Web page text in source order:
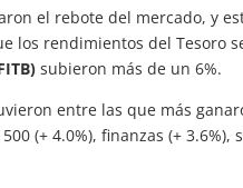
el rebote del mercado, y
los rendimientos del Tesoro
subieron más de un 6%.
entre las que más
(+ 4.0%), finanzas (+ 3.6%),